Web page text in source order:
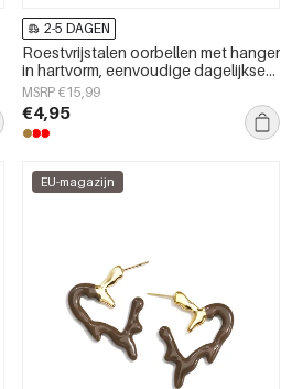
2-5 DAGEN
Roestvrijstalen oorbellen met hanger
in hartvorm, eenvoudige dagelijkse
serie, damessieraden
MSRP €15,99
€4,95
EU-magazijn